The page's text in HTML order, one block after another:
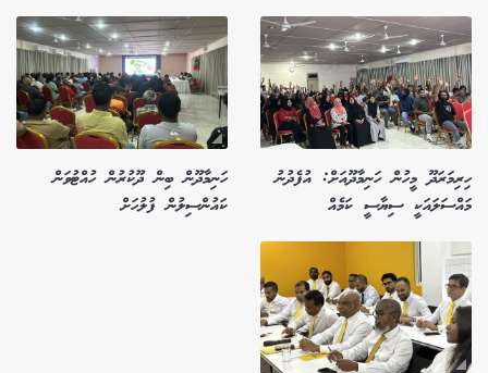
ހިރިމަރަދޫ މީހުން ހަނިމާދޫއަށް: އުފެދުނު
މައްސަލައަކީ ސިޔާސީ ކަމެއް
ހަނިމާދޫން ބިން ދޫކުރުން ހުއްޓުވަން
ކައުންސިލުން ފުލުހަށް